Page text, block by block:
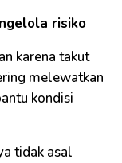
risiko
karena takut
melewatkan
kondisi
tidak asal